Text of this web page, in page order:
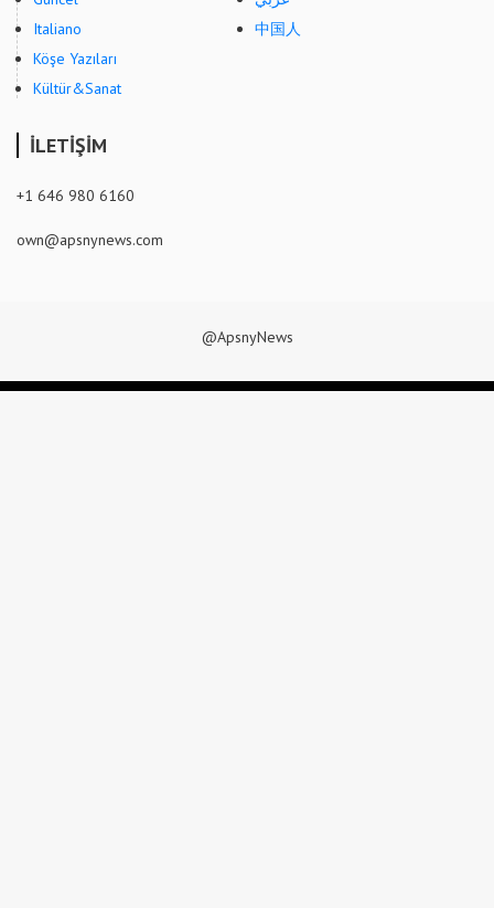
Italiano
Köşe Yazıları
Kültür&Sanat
中国人
İLETİŞİM
+1 646 980 6160
own@apsnynews.com
@ApsnyNews